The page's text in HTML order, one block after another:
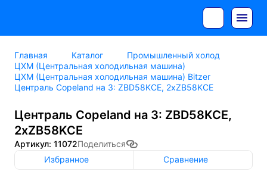
Главная Каталог
Промышленный холод
ЦХМ (Центральная холодильная машина)
ЦХМ (Центральная холодильная машина) Bitzer
Централь Copeland на 3: ZBD58KCE, 2xZB58KCE
Централь Copeland на 3: ZBD58KCE,
2xZB58KCE
Артикул: 11072Поделиться
Избранное
Сравнение